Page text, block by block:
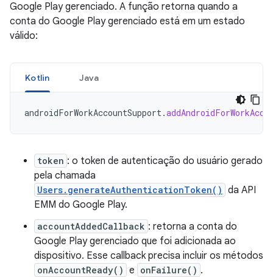
Google Play gerenciado. A função retorna quando a
conta do Google Play gerenciado está em um estado
válido:
Kotlin Java
androidForWorkAccountSupport.
token : o token de autenticação do usuário gerado
pela chamada
Users.generateAuthenticationToken() da API
EMM do Google Play.
accountAddedCallback : retorna a conta do
Google Play gerenciado que foi adicionada ao
dispositivo. Esse callback precisa incluir os métodos
onAccountReady() e onFailure() .